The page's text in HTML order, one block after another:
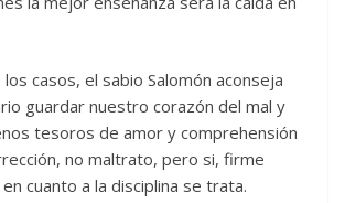
casos, el sabio Salomón aconseja
guardar nuestro corazón del mal y
tesoros de amor y comprehensión
no maltrato, pero si, firme
cuanto a la disciplina se trata.